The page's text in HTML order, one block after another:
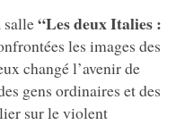
salle“Les deux Italies :
les images des
changé l’avenir de
gens ordinaires et des
sur le violent